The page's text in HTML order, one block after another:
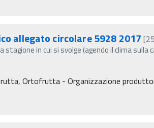
allegato circolare 5928 2017
stagione in cui si svolge (agendo il clima sulla
Ortofrutta - Organizzazione